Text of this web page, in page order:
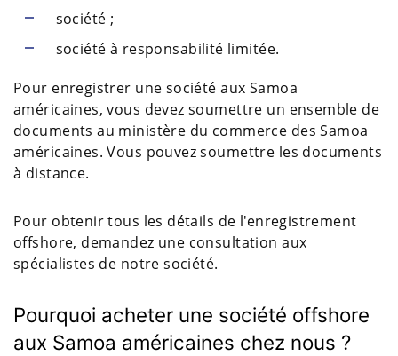
société ;
société à responsabilité limitée.
Pour enregistrer une société aux Samoa
américaines, vous devez soumettre un ensemble de
documents au ministère du commerce des Samoa
américaines. Vous pouvez soumettre les documents
à distance.
Pour obtenir tous les détails de l'enregistrement
offshore, demandez une consultation aux
spécialistes de notre société.
Pourquoi acheter une société offshore
aux Samoa américaines chez nous ?